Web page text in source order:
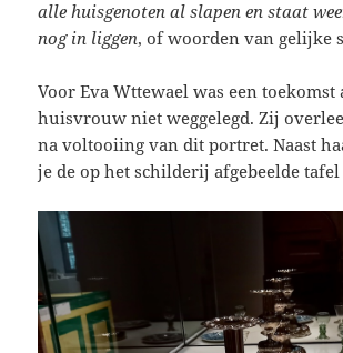
alle huisgenoten al slapen en staat
nog in liggen, of woorden van gelijke
Voor Eva Wttewael was een toekomst
huisvrouw niet weggelegd. Zij
na voltooiing van dit portret. Naast
je de op het schilderij afgebeelde